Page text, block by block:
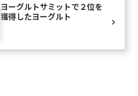
ヨーグルトサミットで２位を
獲得したヨーグルト